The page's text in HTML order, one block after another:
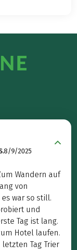
8/9/2025
Wandern auf
von
war so still.
und
Tag ist lang.
Hotel laufen.
Tag Trier